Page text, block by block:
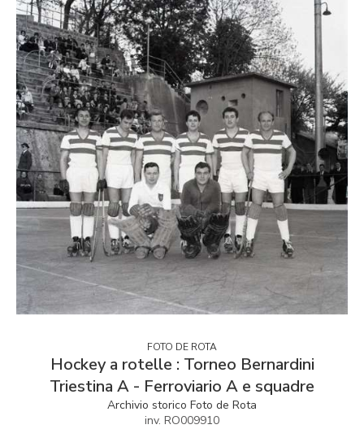
FOTO DE ROTA
Hockey a rotelle : Torneo Bernardini
Triestina A - Ferroviario A e squadre
Archivio storico Foto de Rota
inv. RO009910